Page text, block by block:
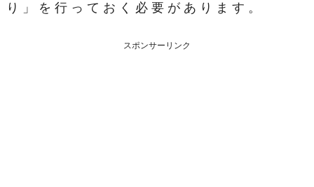
り」を行っておく必要があります。
スポンサーリンク